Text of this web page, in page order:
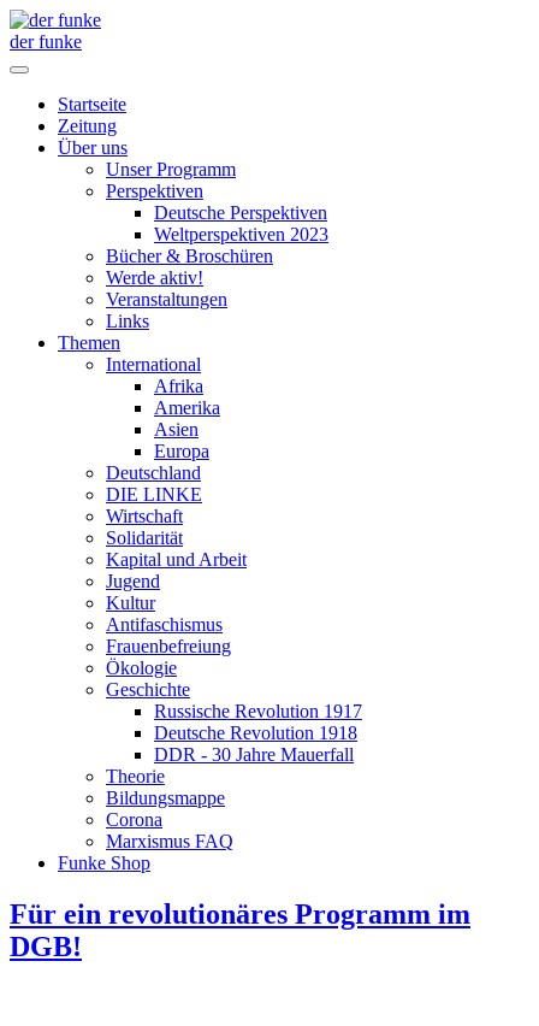
der funke
Startseite
Zeitung
Über uns
Unser Programm
Perspektiven
Deutsche Perspektiven
Weltperspektiven 2023
Bücher & Broschüren
Werde aktiv!
Veranstaltungen
Links
Themen
International
Afrika
Amerika
Asien
Europa
Deutschland
DIE LINKE
Wirtschaft
Solidarität
Kapital und Arbeit
Jugend
Kultur
Antifaschismus
Frauenbefreiung
Ökologie
Geschichte
Russische Revolution 1917
Deutsche Revolution 1918
DDR - 30 Jahre Mauerfall
Theorie
Bildungsmappe
Corona
Marxismus FAQ
Funke Shop
Für ein revolutionäres Programm im
DGB!